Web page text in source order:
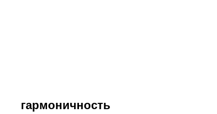
гармоничность